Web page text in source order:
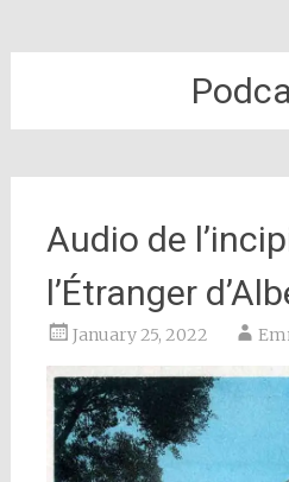
Audio de
l’Étranger
January 25, 2022